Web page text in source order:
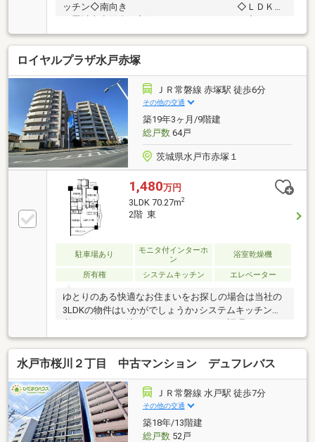
ッチン◇南向き ◇ＬＤＫ１
５畳以上◇陽当り良好 ◇ウォー
クインクローゼット◇南面ワイドバルコニ
ー ◇全居室収納◇エレベータ
ー ◇ペット相談◇宅配ボックス
【内見・資料請求や問い合わせは店舗まで TEL：
029-224-3655】
ロイヤルプラザ水戸赤塚
ＪＲ常磐線 赤塚駅 徒歩6分
その他の交通
築19年3ヶ月/9階建
総戸数64戸
茨城県水戸市赤塚１
1,480万円
3LDK 70.27m2
2階 東
駐車場あり
モニタ付インターホ
ン
浴室乾燥機
所有権 システムキッチン エレベーター
ゆとりのある快適なお住まいをお探しの場合は当社の
3LDKの物件はいかがでしょうか♪システムキッチンは
必要な物が組み込まれているため、すぐ調理できます
♪荷物を受け取れないときは宅配ボックスに届くの
で、出社する方や配達にすぐに対応できないことが多
い方に重宝されています♪来訪者を確認できる、TVイ
ンターホン付きです♪時間帯やシーズンを選ばずいつ
でも好きなときに洗濯できる、浴室乾燥機付きの物件
です♪駅から徒歩6分圏内の物件です♪大型収納スペー
スのウォークインクロゼットはこちらです(^_^)
水戸市桜川２丁目 中古マンション デュフレバス
ＪＲ常磐線 水戸駅 徒歩7分
その他の交通
築18年/13階建
総戸数52戸